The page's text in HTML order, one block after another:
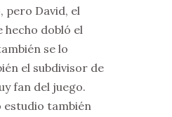
David, el
hecho dobló el
se lo
el subdivisor de
fan del juego.
estudio también